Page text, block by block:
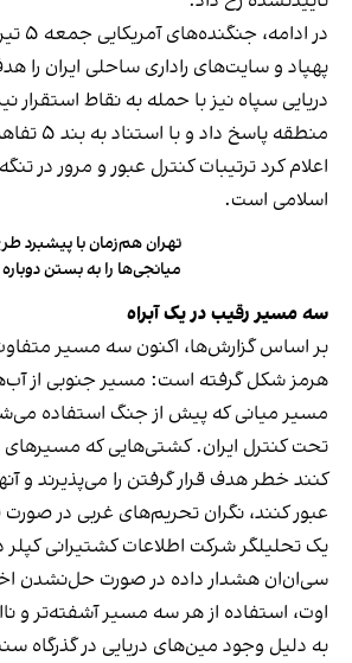
در
پهپاد و سایت‌های راداری ساحلی ایران را
دریایی سپاه نیز با حمله به نقاط استقرار
منطقه پاسخ
اعلام کرد ترتیبات کنترل عبور و مرور در
اسلامی است.
تهران هم‌زمان با پیشبرد
میانجی‌ها را به بستن
سه مسیر رقیب در یک آبراه
بر اساس گزارش‌ها، اکنون سه مسیر متفاوت
هرمز شکل گرفته است: مسیر جنوبی از
مسیر میانی که پیش از جنگ استفاده
تحت کنترل ایران. کشتی‌هایی که مسیرهای
کنند خطر هدف قرار گرفتن را می‌پذیرند و
عبور کنند، نگران تحریم‌های غربی در
یک تحلیلگر شرکت اطلاعات کشتیرانی کپلر
سی‌ان‌ان هشدار داده در صورت حل‌نشدن
اوت، استفاده از هر سه مسیر آشفته‌تر و
به دلیل وجود مین‌های دریایی در گذرگاه